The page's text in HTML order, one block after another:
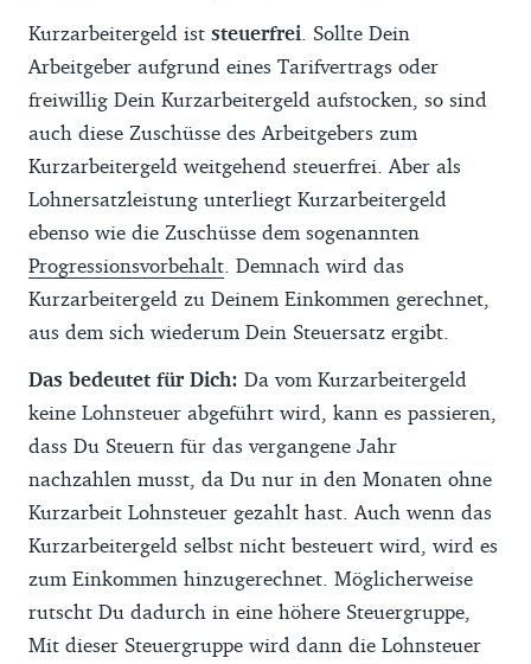
Kurzarbeitergeld ist steuerfrei . Sollte Dein
Arbeitgeber aufgrund eines Tarifvertrags oder
freiwillig Dein Kurzarbeitergeld aufstocken, so sind
auch diese Zuschüsse des Arbeitgebers zum
Kurzarbeitergeld weitgehend steuerfrei. Aber als
Lohnersatzleistung unterliegt Kurzarbeitergeld
ebenso wie die Zuschüsse dem sogenannten
Progressionsvorbehalt . Demnach wird das
Kurzarbeitergeld zu Deinem Einkommen gerechnet,
aus dem sich wiederum Dein Steuersatz ergibt.
Das bedeutet für Dich: Da vom Kurzarbeitergeld
keine Lohnsteuer abgeführt wird, kann es passieren,
dass Du Steuern für das vergangene Jahr
nachzahlen musst, da Du nur in den Monaten ohne
Kurzarbeit Lohnsteuer gezahlt hast. Auch wenn das
Kurzarbeitergeld selbst nicht besteuert wird, wird es
zum Einkommen hinzugerechnet. Möglicherweise
rutscht Du dadurch in eine höhere Steuergruppe,
Mit dieser Steuergruppe wird dann die Lohnsteuer